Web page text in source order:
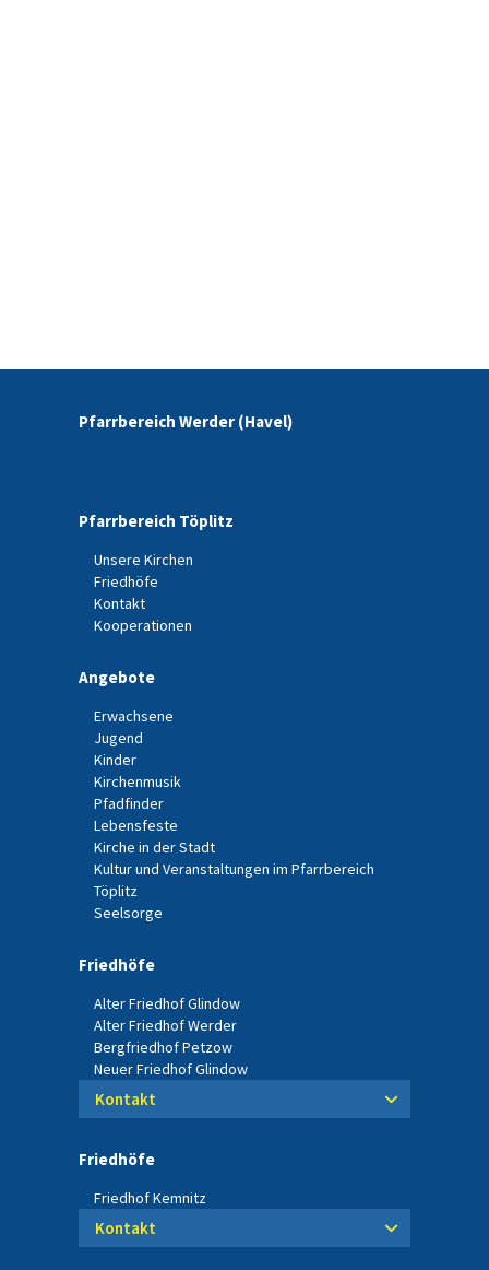
Pfarrbereich Werder (Havel)
Pfarrbereich Töplitz
Unsere Kirchen
Friedhöfe
Kontakt
Kooperationen
Angebote
Erwachsene
Jugend
Kinder
Kirchenmusik
Pfadfinder
Lebensfeste
Kirche in der Stadt
Kultur und Veranstaltungen im Pfarrbereich
Töplitz
Seelsorge
Friedhöfe
Alter Friedhof Glindow
Alter Friedhof Werder
Bergfriedhof Petzow
Neuer Friedhof Glindow
Kontakt
Friedhöfe
Friedhof Kemnitz
Kontakt